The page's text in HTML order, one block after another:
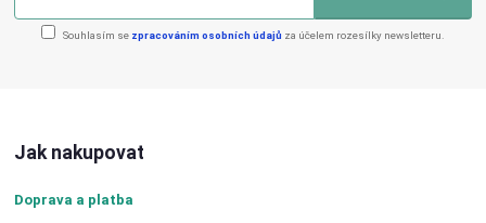
Souhlasím se zpracováním osobních údajů za účelem rozesílky newsletteru.
Jak nakupovat
Doprava a platba